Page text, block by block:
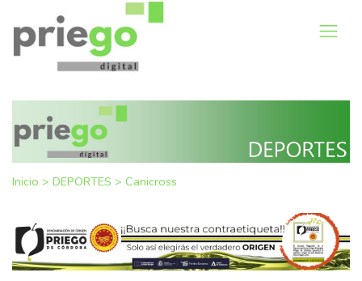
Inicio > DEPORTES > Canicross